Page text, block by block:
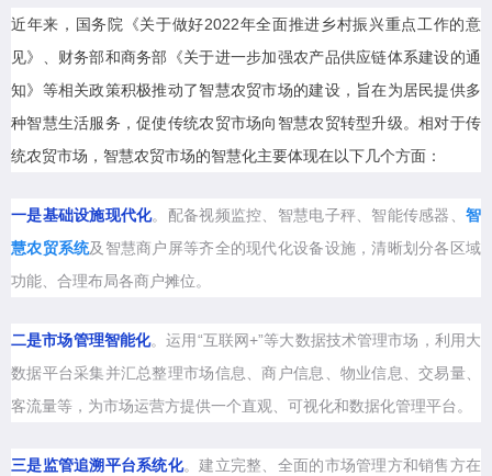
近年来，国务院《关于做好2022年全面推进乡村振兴重点工作的意
见》、财务部和商务部《关于进一步加强农产品供应链体系建设的通
知》等相关政策积极推动了智慧农贸市场的建设，旨在为居民提供多
种智慧生活服务，促使传统农贸市场向智慧农贸转型升级。相对于传
统农贸市场，智慧农贸市场的智慧化主要体现在以下几个方面：
一是基础设施现代化。配备视频监控、智慧电子秤、智能传感器、智
慧农贸系统及智慧商户屏等齐全的现代化设备设施，清晰划分各区域
功能、合理布局各商户摊位。
二是市场管理智能化。运用“互联网+”等大数据技术管理市场，利用大
数据平台采集并汇总整理市场信息、商户信息、物业信息、交易量、
客流量等，为市场运营方提供一个直观、可视化和数据化管理平台。
三是监管追溯平台系统化。建立完整、全面的市场管理方和销售方在